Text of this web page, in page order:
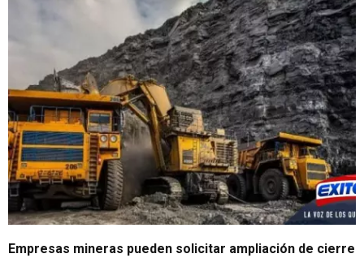
Empresas mineras pueden solicitar ampliación de cierre